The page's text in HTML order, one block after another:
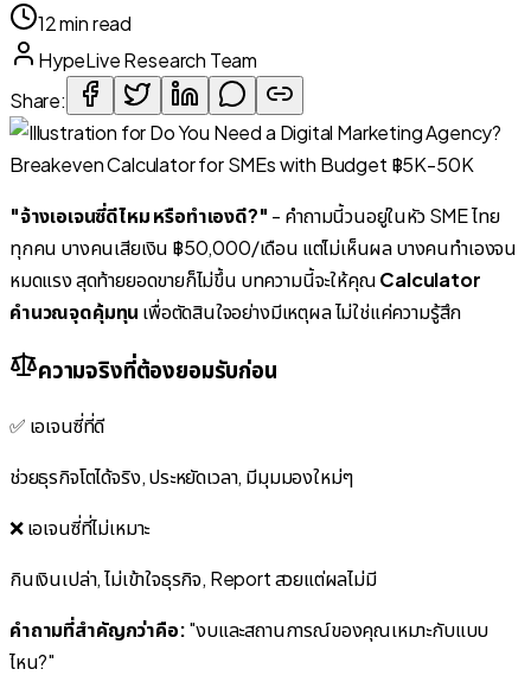
12 min read
HypeLive Research Team
Share:
"จ้างเอเจนซี่ดีไหม หรือทำเองดี?" - คำถามนี้วนอยู่ในหัว SME ไทย
ทุกคน บางคนเสียเงิน ฿50,000/เดือน แต่ไม่เห็นผล บางคนทำเองจน
หมดแรง สุดท้ายยอดขายก็ไม่ขึ้น บทความนี้จะให้คุณCalculator
คำนวณจุดคุ้มทุน เพื่อตัดสินใจอย่างมีเหตุผล ไม่ใช่แค่ความรู้สึก
ความจริงที่ต้องยอมรับก่อน
✅ เอเจนซี่ที่ดี
ช่วยธุรกิจโตได้จริง, ประหยัดเวลา, มีมุมมองใหม่ๆ
❌ เอเจนซี่ที่ไม่เหมาะ
กินเงินเปล่า, ไม่เข้าใจธุรกิจ, Report สวยแต่ผลไม่มี
คำถามที่สำคัญกว่าคือ:"งบและสถานการณ์ของคุณเหมาะกับแบบ
ไหน?"